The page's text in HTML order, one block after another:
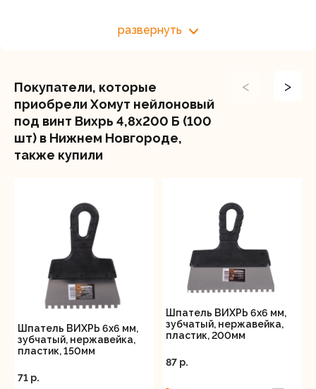
развернуть
Покупатели, которые
приобрели Хомут нейлоновый
под винт Вихрь 4,8х200 Б (100
шт) в Нижнем Новгороде,
также купили
< >
Шпатель ВИХРЬ 6х6 мм,
зубчатый, нержавейка,
пластик, 150мм
71 p.
Шпатель ВИХРЬ 6х6 мм,
зубчатый, нержавейка,
пластик, 200мм
87 p.